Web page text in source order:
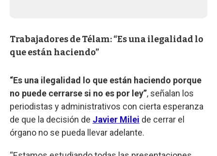
Trabajadores de Télam: “Es una ilegalidad lo
que están haciendo”
“Es una ilegalidad lo que están haciendo porque
no puede cerrarse si no es por ley”, señalan los
periodistas y administrativos con cierta esperanza
de que la decisión de Javier Milei de cerrar el
órgano no se pueda llevar adelante.